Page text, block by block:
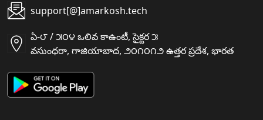
support[@]amarkosh.tech
ఏ-౮ / ౫౦౪ ఒలివ కాఉంటీ, సైక్టర ౫
వసుంధరా, గాజియాబాద, ౨౦౧౦౧౨ ఉత్తర ప్రదేశ, భారత